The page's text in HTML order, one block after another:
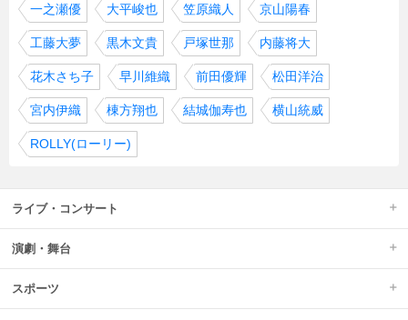
一之瀬優 大平峻也 笠原織人 京山陽春
工藤大夢 黒木文貴 戸塚世那 内藤将大
花木さち子 早川維織 前田優輝 松田洋治
宮内伊織 棟方翔也 結城伽寿也 横山統威
ROLLY(ローリー)
ライブ・コンサート
演劇・舞台
スポーツ